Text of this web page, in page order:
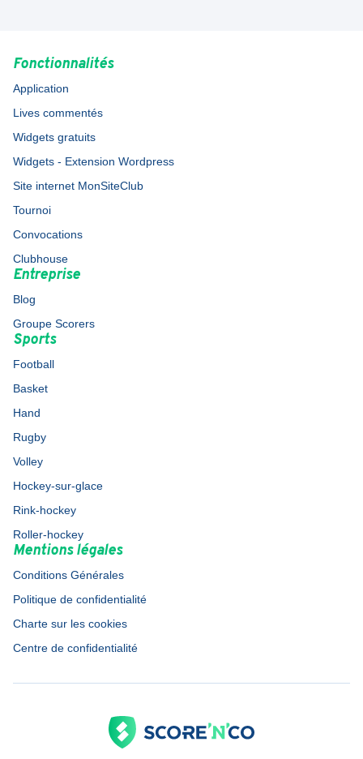
Fonctionnalités
Application
Lives commentés
Widgets gratuits
Widgets - Extension Wordpress
Site internet MonSiteClub
Tournoi
Convocations
Clubhouse
Entreprise
Blog
Groupe Scorers
Sports
Football
Basket
Hand
Rugby
Volley
Hockey-sur-glace
Rink-hockey
Roller-hockey
Mentions légales
Conditions Générales
Politique de confidentialité
Charte sur les cookies
Centre de confidentialité